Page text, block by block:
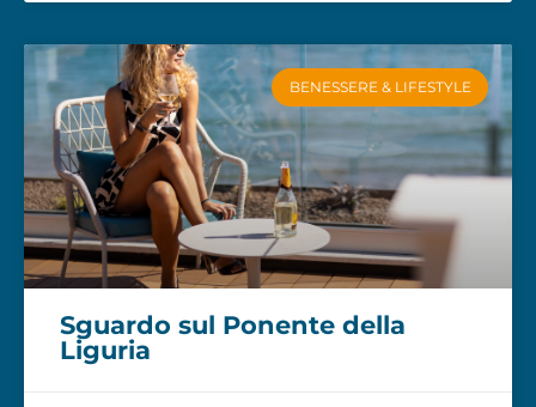
BENESSERE & LIFESTYLE
Sguardo sul Ponente della
Liguria